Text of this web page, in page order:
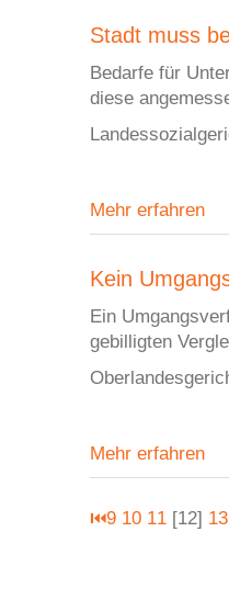
Stadt muss
Bedarfe für
diese
Mehr erfahren
Kein
Ein
gebilligten
Mehr erfahren
⏮9 10 11 [12] 13